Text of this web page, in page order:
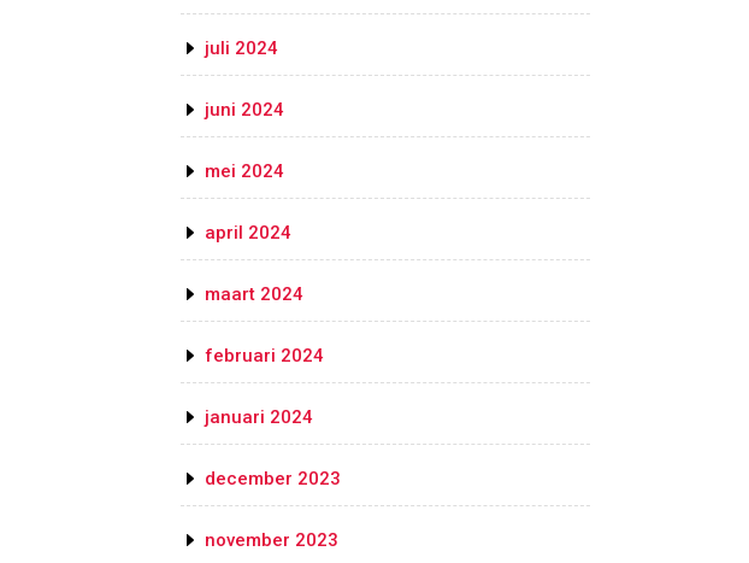
juli 2024
juni 2024
mei 2024
april 2024
maart 2024
februari 2024
januari 2024
december 2023
november 2023